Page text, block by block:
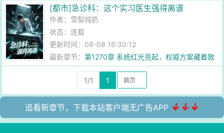
[都市]急诊科：这个实习医生强得离谱
作者： 雪梨炖奶
状态：连载
更新时间：08-08 16:30:12
最新章节：第1270章 系统红光亮起，权威方案藏着致
命盲区
1/1
1
追看新章节，下载本站客户端无广告APP ↓↓↓